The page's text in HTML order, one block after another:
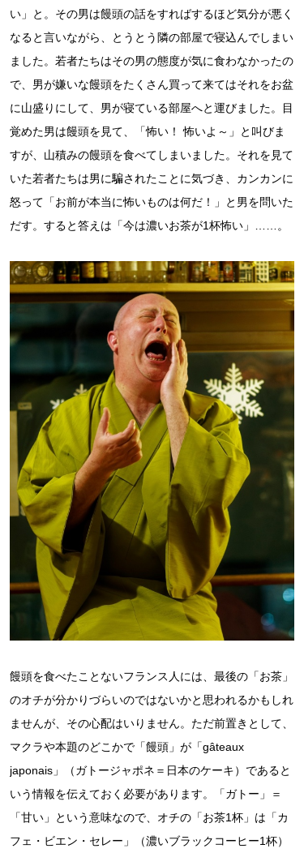
い」と。その男は饅頭の話をすればするほど気分が悪く
なると言いながら、とうとう隣の部屋で寝込んでしまい
ました。若者たちはその男の態度が気に食わなかったの
で、男が嫌いな饅頭をたくさん買って来てはそれをお盆
に山盛りにして、男が寝ている部屋へと運びました。目
覚めた男は饅頭を見て、「怖い！ 怖いよ～」と叫びま
すが、山積みの饅頭を食べてしまいました。それを見て
いた若者たちは男に騙されたことに気づき、カンカンに
怒って「お前が本当に怖いものは何だ！」と男を問いた
だす。すると答えは「今は濃いお茶が1杯怖い」……。
饅頭を食べたことないフランス人には、最後の「お茶」
のオチが分かりづらいのではないかと思われるかもしれ
ませんが、その心配はいりません。ただ前置きとして、
マクラや本題のどこかで「饅頭」が「gâteaux
japonais」（ガトージャポネ＝日本のケーキ）であると
いう情報を伝えておく必要があります。「ガトー」＝
「甘い」という意味なので、オチの「お茶1杯」は「カ
フェ・ビエン・セレー」（濃いブラックコーヒー1杯）